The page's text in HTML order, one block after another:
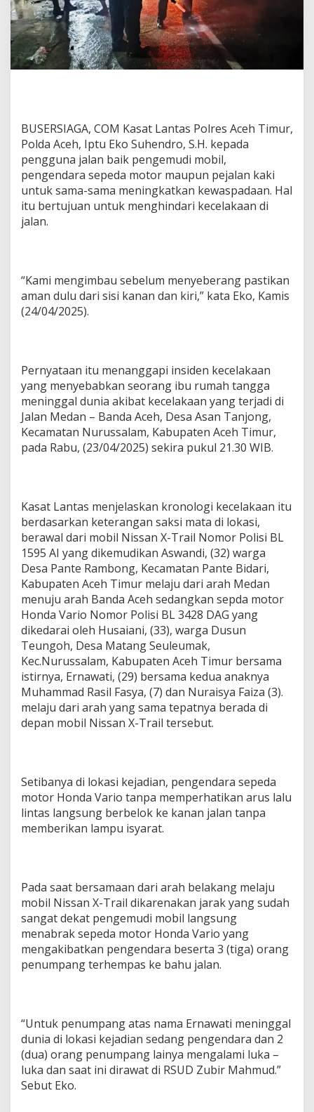
h
T
i
m
b
a
u
P
e
n
g
a
l
u
k
T
n
g
k
n
K
e
w
s
p
a
d
a
a
n
BUSERSIAGA, COM Kasat Lantas Polres Aceh Timur,
Polda Aceh, Iptu Eko Suhendro, S.H. kepada
pengguna jalan baik pengemudi mobil,
pengendara sepeda motor maupun pejalan kaki
untuk sama-sama meningkatkan kewaspadaan. Hal
itu bertujuan untuk menghindari kecelakaan di
jalan.
“Kami mengimbau sebelum menyeberang pastikan
aman dulu dari sisi kanan dan kiri,” kata Eko, Kamis
(24/04/2025).
Pernyataan itu menanggapi insiden kecelakaan
yang menyebabkan seorang ibu rumah tangga
meninggal dunia akibat kecelakaan yang terjadi di
Jalan Medan – Banda Aceh, Desa Asan Tanjong,
Kecamatan Nurussalam, Kabupaten Aceh Timur,
pada Rabu, (23/04/2025) sekira pukul 21.30 WIB.
Kasat Lantas menjelaskan kronologi kecelakaan itu
berdasarkan keterangan saksi mata di lokasi,
berawal dari mobil Nissan X-Trail Nomor Polisi BL
1595 AI yang dikemudikan Aswandi, (32) warga
Desa Pante Rambong, Kecamatan Pante Bidari,
Kabupaten Aceh Timur melaju dari arah Medan
menuju arah Banda Aceh sedangkan sepda motor
Honda Vario Nomor Polisi BL 3428 DAG yang
dikedarai oleh Husaiani, (33), warga Dusun
Teungoh, Desa Matang Seuleumak,
Kec.Nurussalam, Kabupaten Aceh Timur bersama
istirnya, Ernawati, (29) bersama kedua anaknya
Muhammad Rasil Fasya, (7) dan Nuraisya Faiza (3).
melaju dari arah yang sama tepatnya berada di
depan mobil Nissan X-Trail tersebut.
Setibanya di lokasi kejadian, pengendara sepeda
motor Honda Vario tanpa memperhatikan arus lalu
lintas langsung berbelok ke kanan jalan tanpa
memberikan lampu isyarat.
Pada saat bersamaan dari arah belakang melaju
mobil Nissan X-Trail dikarenakan jarak yang sudah
sangat dekat pengemudi mobil langsung
menabrak sepeda motor Honda Vario yang
mengakibatkan pengendara beserta 3 (tiga) orang
penumpang terhempas ke bahu jalan.
“Untuk penumpang atas nama Ernawati meninggal
dunia di lokasi kejadian sedang pengendara dan 2
(dua) orang penumpang lainya mengalami luka –
luka dan saat ini dirawat di RSUD Zubir Mahmud.”
Sebut Eko.